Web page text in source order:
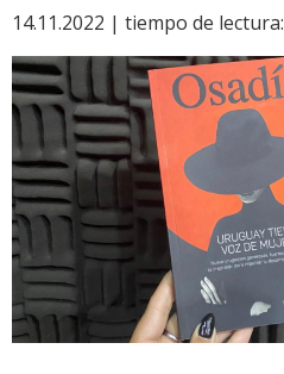
14.11.2022 | tiempo de lectura: